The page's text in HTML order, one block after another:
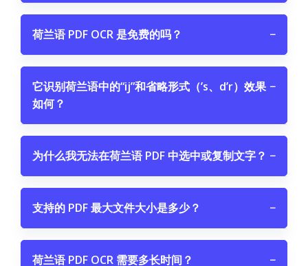
荷兰语 PDF OCR 是免费的吗？ −
它识别荷兰语中的“ij”和省略形式（’s、d’r）效果
如何？
−
为什么我无法在荷兰语 PDF 中选中或复制文字？ −
支持的 PDF 最大文件大小是多少？ −
荷兰语 PDF OCR 需要多长时间？ −